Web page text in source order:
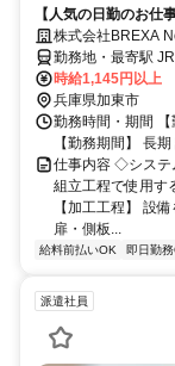
【人気の日勤のお仕
株式会社BREXA
勤務地・最寄駅
動車道滝野社ICか
時給1,145円以上
兵庫県加東市
勤務時間・期間
【勤務期間】 長
仕事内容 ◇システ
組立工程で使用す
【加工工程】 設
扉・側板...
給料前払いOK 即日勤
派遣社員